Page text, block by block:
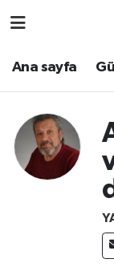
Ana sayfaAna sayfa
Ekonomi
Sağlık
Eskişehir
Eskişehir
Eskişehir
Süper Lig